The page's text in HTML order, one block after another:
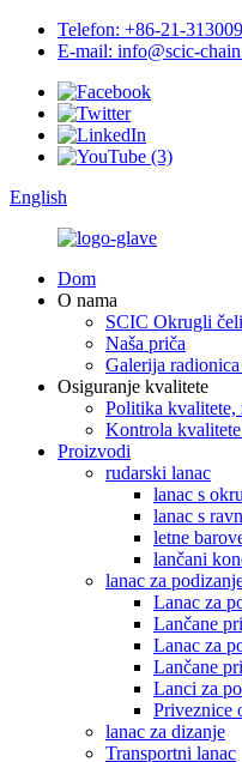
Telefon: +86-21-
E-mail: info@scic-
English
Dom
O nama
SCIC Okrugli
Naša priča
Galerija
Osiguranje kvalitete
Politika kvalitete,
Kontrola
Proizvodi
rudarski lanac
lanac s
lanac s
letne
lančani
lanac za
Lanac za
Lančane
Lanac za
Lančane
Lanci za
Priveznice
lanac za dizanje
Transportni lanac